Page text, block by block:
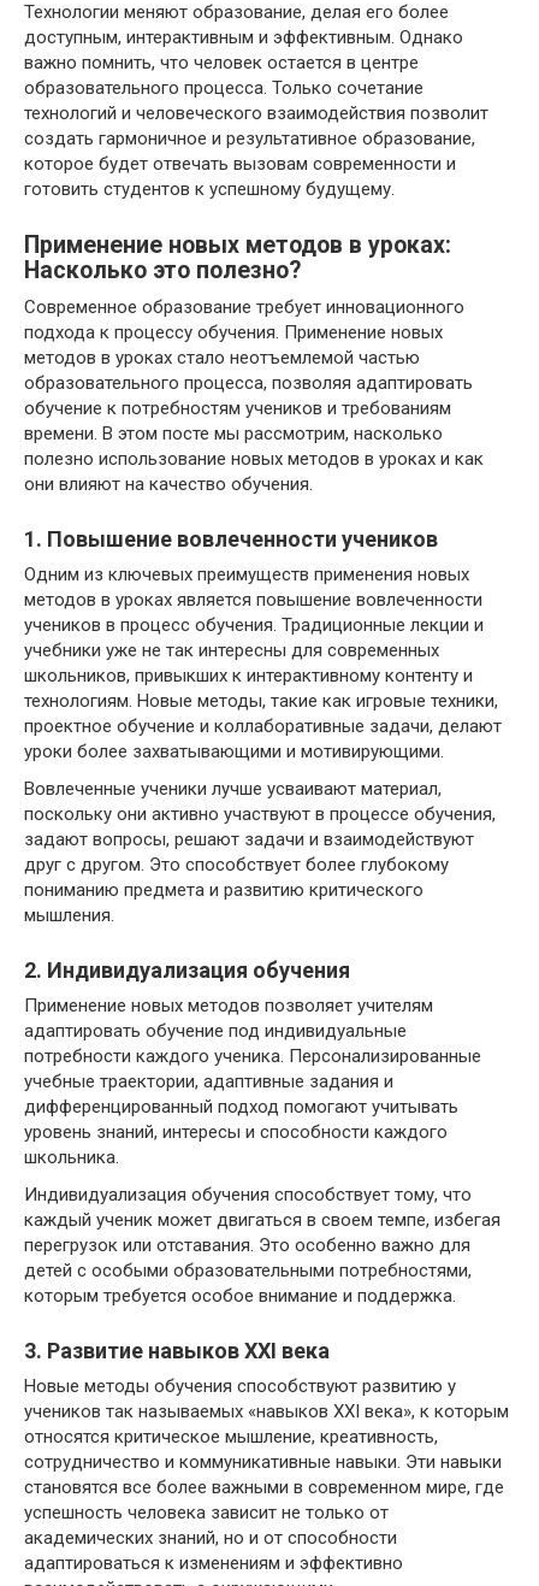
Технологии меняют образование, делая его более
доступным, интерактивным и эффективным. Однако
важно помнить, что человек остается в центре
образовательного процесса. Только сочетание
технологий и человеческого взаимодействия позволит
создать гармоничное и результативное образование,
которое будет отвечать вызовам современности и
готовить студентов к успешному будущему.
Применение новых методов в уроках:
Насколько это полезно?
Современное образование требует инновационного
подхода к процессу обучения. Применение новых
методов в уроках стало неотъемлемой частью
образовательного процесса, позволяя адаптировать
обучение к потребностям учеников и требованиям
времени. В этом посте мы рассмотрим, насколько
полезно использование новых методов в уроках и как
они влияют на качество обучения.
1. Повышение вовлеченности учеников
Одним из ключевых преимуществ применения новых
методов в уроках является повышение вовлеченности
учеников в процесс обучения. Традиционные лекции и
учебники уже не так интересны для современных
школьников, привыкших к интерактивному контенту и
технологиям. Новые методы, такие как игровые техники,
проектное обучение и коллаборативные задачи, делают
уроки более захватывающими и мотивирующими.
Вовлеченные ученики лучше усваивают материал,
поскольку они активно участвуют в процессе обучения,
задают вопросы, решают задачи и взаимодействуют
друг с другом. Это способствует более глубокому
пониманию предмета и развитию критического
мышления.
2. Индивидуализация обучения
Применение новых методов позволяет учителям
адаптировать обучение под индивидуальные
потребности каждого ученика. Персонализированные
учебные траектории, адаптивные задания и
дифференцированный подход помогают учитывать
уровень знаний, интересы и способности каждого
школьника.
Индивидуализация обучения способствует тому, что
каждый ученик может двигаться в своем темпе, избегая
перегрузок или отставания. Это особенно важно для
детей с особыми образовательными потребностями,
которым требуется особое внимание и поддержка.
3. Развитие навыков XXI века
Новые методы обучения способствуют развитию у
учеников так называемых «навыков XXI века», к которым
относятся критическое мышление, креативность,
сотрудничество и коммуникативные навыки. Эти навыки
становятся все более важными в современном мире, где
успешность человека зависит не только от
академических знаний, но и от способности
адаптироваться к изменениям и эффективно